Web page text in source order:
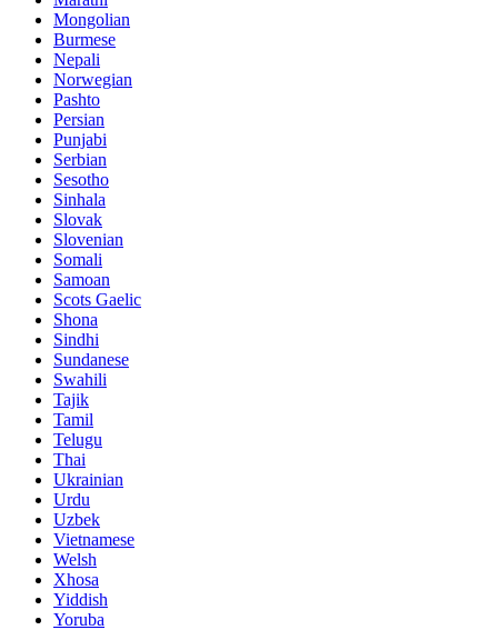
Mongolian
Burmese
Nepali
Norwegian
Pashto
Persian
Punjabi
Serbian
Sesotho
Sinhala
Slovak
Slovenian
Somali
Samoan
Scots Gaelic
Shona
Sindhi
Sundanese
Swahili
Tajik
Tamil
Telugu
Thai
Ukrainian
Urdu
Uzbek
Vietnamese
Welsh
Xhosa
Yiddish
Yoruba